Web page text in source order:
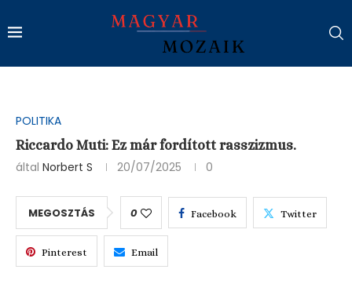
POLITIKA
Riccardo Muti: Ez már fordított rasszizmus.
által Norbert S 20/07/2025 0
MEGOSZTÁS 0 Facebook Twitter
Pinterest Email